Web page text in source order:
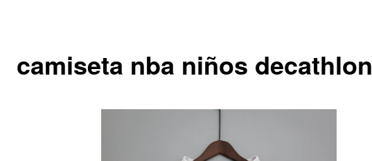
camiseta nba niños decathlon